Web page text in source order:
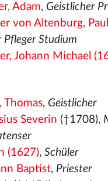
Adam, Geistlicher
von Altenburg, Paul
Pfleger Studium
Johann Michael
Thomas, Geistlicher
Severin (†1708),
(1627), Schüler
Baptist, Priester